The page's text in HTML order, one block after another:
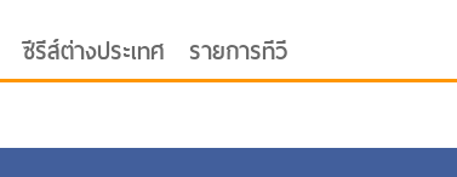
ซีรีส์ต่างประเทศ รายการทีวี